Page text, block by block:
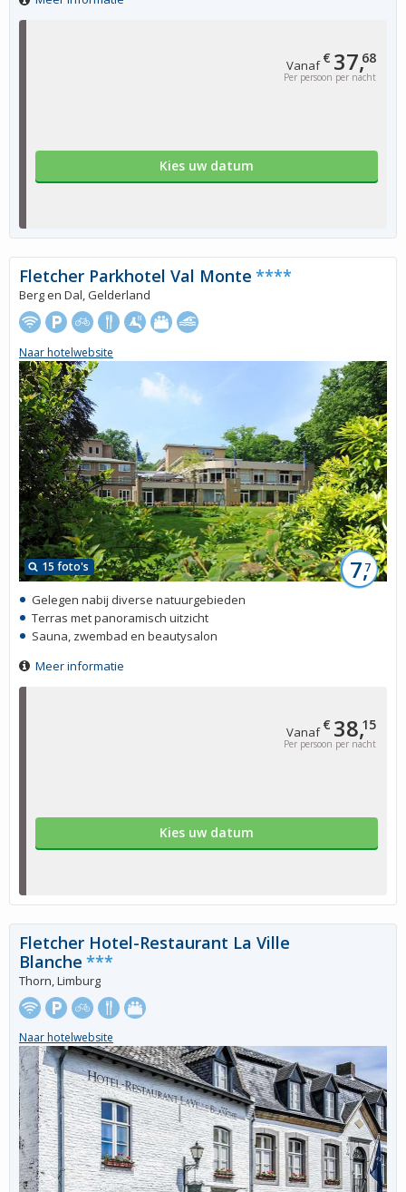
Vanaf€ 37,68
Per persoon per nacht
Kies uw datum
Vanaf€ 38,15
Per persoon per nacht
Kies uw datum
15 foto's 7,7
Fletcher Parkhotel Val Monte ****
Berg en Dal, Gelderland
Naar hotelwebsite
Gelegen nabij diverse natuurgebieden
Terras met panoramisch uitzicht
Sauna, zwembad en beautysalon
Meer informatie
Fletcher Hotel-Restaurant La Ville
Blanche ***
Thorn, Limburg
Naar hotelwebsite